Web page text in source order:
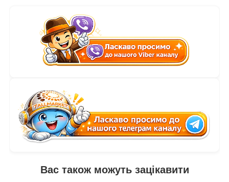
Вас також можуть зацікавити